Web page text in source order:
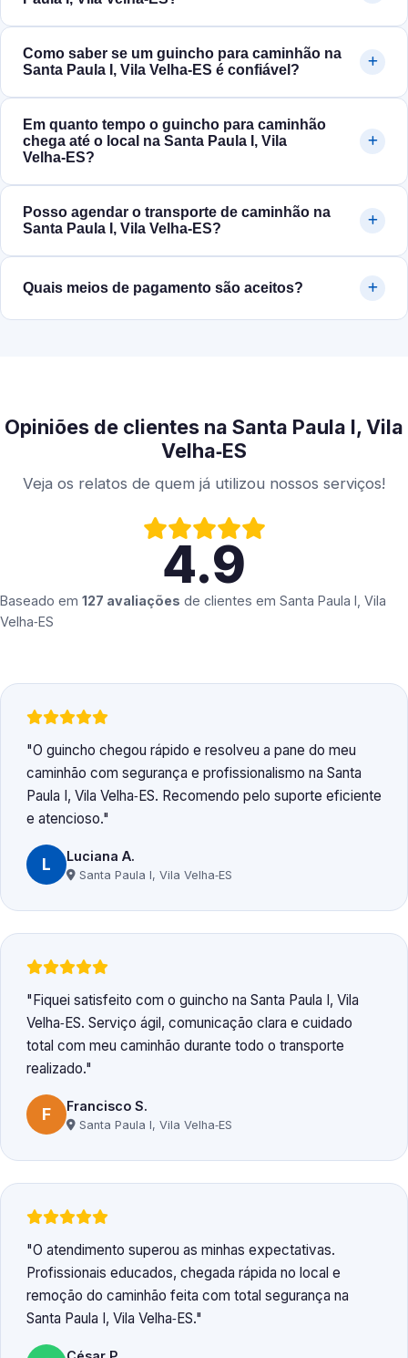
Como saber se um guincho para caminhão na
Santa Paula I, Vila Velha‑ES é confiável?
Em quanto tempo o guincho para caminhão
chega até o local na Santa Paula I, Vila
Velha‑ES?
Posso agendar o transporte de caminhão na
Santa Paula I, Vila Velha‑ES?
Quais meios de pagamento são aceitos?
Opiniões de clientes na Santa Paula I, Vila
Velha‑ES
Veja os relatos de quem já utilizou nossos serviços!
4.9
Baseado em 127 avaliações de clientes em Santa Paula I, Vila
Velha‑ES
O guincho chegou rápido e resolveu a pane do meu
caminhão com segurança e profissionalismo na Santa
Paula I, Vila Velha‑ES. Recomendo pelo suporte eficiente
e atencioso.
L Luciana A.
Santa Paula I, Vila Velha‑ES
Fiquei satisfeito com o guincho na Santa Paula I, Vila
Velha‑ES. Serviço ágil, comunicação clara e cuidado
total com meu caminhão durante todo o transporte
realizado.
F Francisco S.
Santa Paula I, Vila Velha‑ES
O atendimento superou as minhas expectativas.
Profissionais educados, chegada rápida no local e
remoção do caminhão feita com total segurança na
Santa Paula I, Vila Velha‑ES.